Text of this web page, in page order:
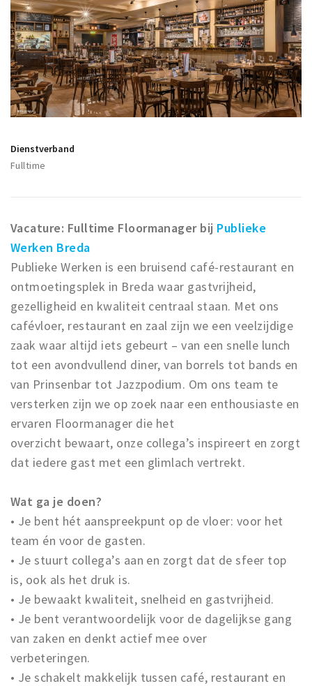
Winkelgebieden
Parkeren
Bezienswaardigheden
Musea, theaters & podia
Toeristische routes
Natuurgebieden
Privacy
Inloggen
Dienstverband
Fulltime
Vacature: Fulltime Floormanager bij Publieke
Werken Breda
Publieke Werken is een bruisend café-restaurant en
ontmoetingsplek in Breda waar gastvrijheid,
gezelligheid en kwaliteit centraal staan. Met ons
cafévloer, restaurant en zaal zijn we een veelzijdige
zaak waar altijd iets gebeurt – van een snelle lunch
tot een avondvullend diner, van borrels tot bands en
van Prinsenbar tot Jazzpodium. Om ons team te
versterken zijn we op zoek naar een enthousiaste en
ervaren Floormanager die het
overzicht bewaart, onze collega’s inspireert en zorgt
dat iedere gast met een glimlach vertrekt.
Wat ga je doen?
• Je bent hét aanspreekpunt op de vloer: voor het
team én voor de gasten.
• Je stuurt collega’s aan en zorgt dat de sfeer top
is, ook als het druk is.
• Je bewaakt kwaliteit, snelheid en gastvrijheid.
• Je bent verantwoordelijk voor de dagelijkse gang
van zaken en denkt actief mee over
verbeteringen.
• Je schakelt makkelijk tussen café, restaurant en